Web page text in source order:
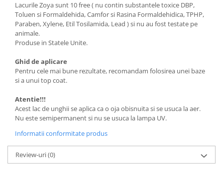
Lacurile Zoya sunt 10 free ( nu contin substantele toxice DBP,
Toluen si Formaldehida, Camfor si Rasina Formaldehidica, TPHP,
Paraben, Xylene, Etil Tosilamida, Lead ) si nu au fost testate pe
animale.
Produse in Statele Unite.
Ghid de aplicare
Pentru cele mai bune rezultate, recomandam folosirea unei baze
si a unui top coat.
Atentie!!!
Acest lac de unghii se aplica ca o oja obisnuita si se usuca la aer.
Nu este semipermanent si nu se usuca la lampa UV.
Informatii conformitate produs
Review-uri(0)